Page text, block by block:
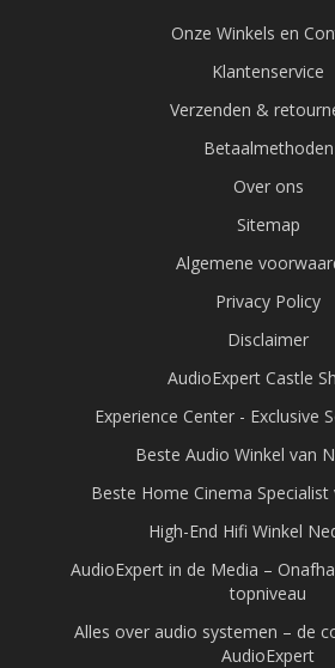
Onze Winkels en
Klantenservice
Verzenden &
Betaalmethoden
Over ons
Sitemap
Algemene
Privacy Policy
Disclaimer
AudioExpert Castle
Experience Center - Exclusive
Beste Audio Winkel van
Beste Home Cinema Specialist
High-End Hifi Winkel
AudioExpert in de Media –
topniveau
Alles over audio systemen – de
AudioExpert